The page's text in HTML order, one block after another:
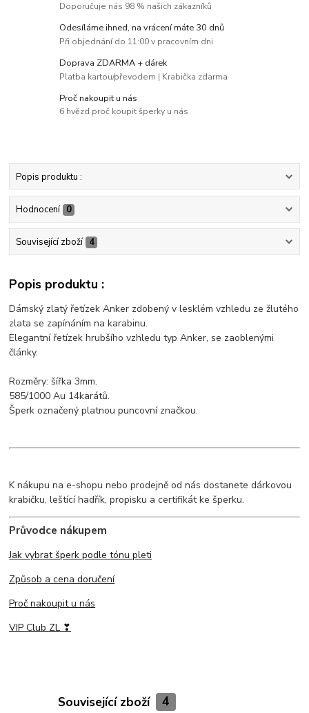
Doporučuje nás 98 % našich zákazníků
Odesíláme ihned, na vrácení máte 30 dnů
Při objednání do 11:00 v pracovním dni
Doprava ZDARMA + dárek
Platba kartou/převodem | Krabička zdarma
Proč nakoupit u nás
6 hvězd proč koupit šperky u nás
Popis produktu :
Hodnocení 0
Související zboží 4
Popis produktu :
Dámský zlatý řetízek Anker zdobený v lesklém vzhledu ze žlutého
zlata se zapínáním na karabinu.
Elegantní řetízek hrubšího vzhledu typ Anker, se zaoblenými
články.
Rozměry: šířka 3mm.
585/1000 Au 14karátů.
Šperk označený platnou puncovní značkou.
K nákupu na e-shopu nebo prodejně od nás dostanete dárkovou
krabičku, leštící hadřík, propisku a certifikát ke šperku.
Průvodce nákupem
Jak vybrat šperk podle tónu pleti
Způsob a cena doručení
Proč nakoupit u nás
VIP Club ZL ❣
Související zboží 4